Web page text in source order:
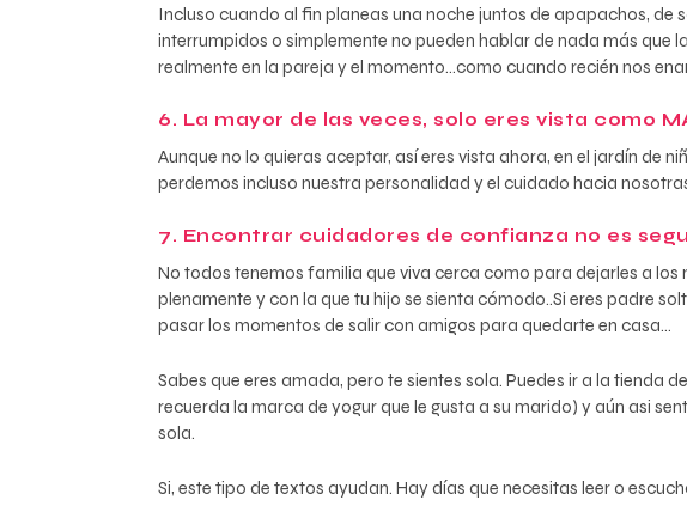
Incluso cuando al fin planeas una noche juntos de apapachos, de
interrumpidos o simplemente no pueden hablar de nada más
realmente en la pareja y el momento…como cuando recién nos
6. La mayor de las veces, solo eres vista como
Aunque no lo quieras aceptar, así eres vista ahora, en el jardín de
perdemos incluso nuestra personalidad y el cuidado hacia
7. Encontrar cuidadores de confianza no es
No todos tenemos familia que viva cerca como para dejarles a
plenamente y con la que tu hijo se sienta cómodo..Si eres padre
pasar los momentos de salir con amigos para quedarte en casa…
Sabes que eres amada, pero te sientes sola. Puedes ir a la tienda
recuerda la marca de yogur que le gusta a su marido) y aún asi
sola.
Si, este tipo de textos ayudan. Hay días que necesitas leer o